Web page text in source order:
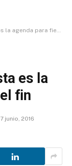
para fiestear el fin
es la
fin
junio, 2016